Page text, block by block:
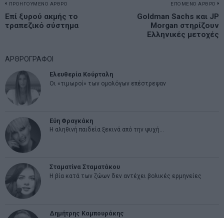
Πλοήγηση
άρθρων
ΠΡΟΗΓΟΥΜΕΝΟ ΑΡΘΡΟ
Previous
post:
Επί ξυρού ακμής το
τραπεζικό σύστημα
ΕΠΟΜΕΝΟ ΑΡΘΡΟ
Goldman Sachs και JP
Morgan στηρίζουν
Ελληνικές μετοχές
ΑΡΘΡΟΓΡΑΦΟΙ
Ελευθερία Κούρταλη
Οι «τιμωροί» των ομολόγων επέστρεψαν
Εύη Φραγκάκη
Η αληθινή παιδεία ξεκινά από την ψυχή…
Σταματίνα Σταματάκου
Η βία κατά των ζώων δεν αντέχει βολικές ερμηνείες
Δημήτρης Καμπουράκης